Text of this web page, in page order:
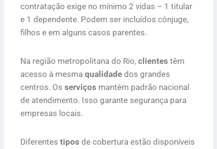
contratação exige no mínimo 2 vidas – 1 titular
e 1 dependente. Podem ser incluídos cônjuge,
filhos e em alguns casos parentes.
Na região metropolitana do Rio, clientes têm
acesso à mesma qualidade dos grandes
centros. Os serviços mantêm padrão nacional
de atendimento. Isso garante segurança para
empresas locais.
Diferentes tipos de cobertura estão disponíveis